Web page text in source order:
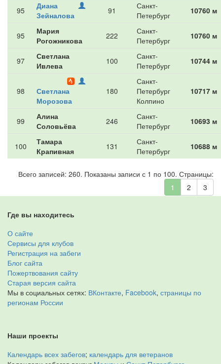
95
Диана
Зейналова
91
Санкт-
Петербург
10760 м
95
Мария
Рогожникова
222
Санкт-
Петербург
10760 м
97
Светлана
Ивлева
100
Санкт-
Петербург
10744 м
98
Светлана
Морозова
180
Санкт-
Петербург
Колпино
10717 м
99
Алина
Соловьёва
246
Санкт-
Петербург
10693 м
100
Тамара
Крапивная
131
Санкт-
Петербург
10688 м
Всего записей: 260. Показаны записи с 1 по 100. Страницы:
1
2 3
Где вы находитесь
О сайте
Сервисы для клубов
Регистрация на забеги
Блог сайта
Пожертвования сайту
Старая версия сайта
Мы в социальных сетях: ВКонтакте, Facebook, страницы по
регионам России
Наши проекты
Календарь всех забегов; календарь для ветеранов